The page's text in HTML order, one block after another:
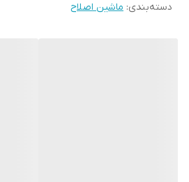
دسته‌بندی: ماشین اصلاح